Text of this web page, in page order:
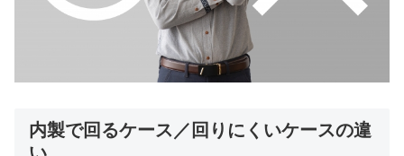
内製で回るケース／回りにくいケースの違